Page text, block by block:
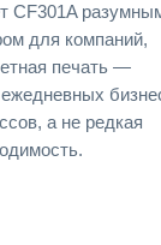
CF301A
для компаний,
печать —
ежедневных
а не редкая